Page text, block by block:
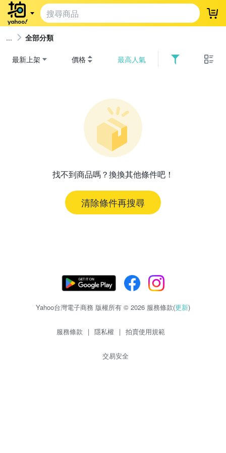
登
全部分類
最新上架 價格 最高人氣
找不到商品嗎？換換其他條件吧！
清除條件再搜尋
Yahoo台灣電子商務 版權所有 © 2026 服務條款(更新)
服務條款 | 隱私權 | 拍賣使用規範
交易安全